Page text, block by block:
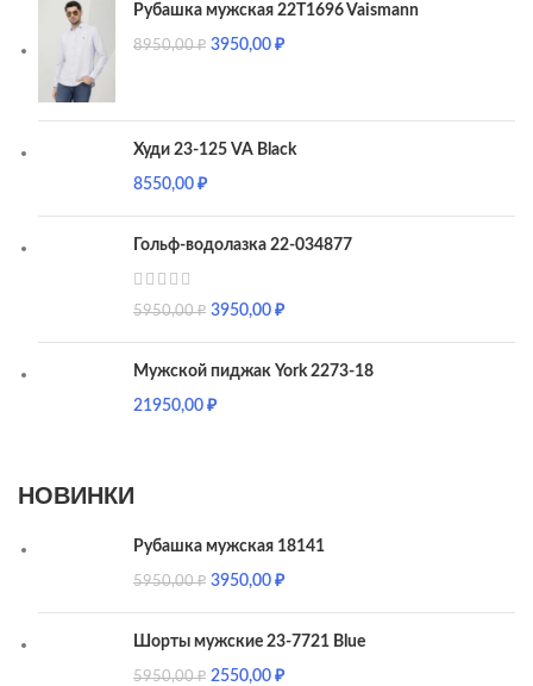
Рубашка мужская 22T1696 Vaismann
8950,00₽ 3950,00₽
Худи 23-125 VA Black
8550,00₽
Гольф-водолазка 22-034877
5950,00₽ 3950,00₽
Мужской пиджак York 2273-18
21950,00₽
НОВИНКИ
Рубашка мужская 18141
5950,00₽ 3950,00₽
Шорты мужские 23-7721 Blue
5950,00₽ 2550,00₽